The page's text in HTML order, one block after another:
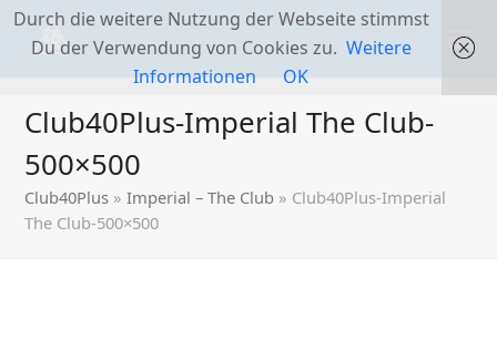
Club40Plus-Imperial The Club-
500×500
Club40Plus »Imperial – The Club » Club40Plus-Imperial
The Club-500×500
Durch die weitere Nutzung der Webseite stimmst
Du der Verwendung von Cookies zu. Weitere
Informationen
OK